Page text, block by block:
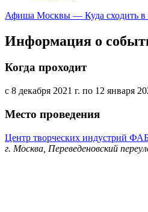
Афиша Москвы — Куда сходить в
Информация о
Когда проходит
с 8 декабря 2021 г. по 12 января
Место проведения
Центр творческих индустрий
г. Москва, Переведеновский